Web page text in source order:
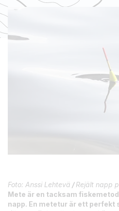
Foto: Anssi Lehtevä /Rejält napp
Mete är en tacksam
napp. En metetur är ett